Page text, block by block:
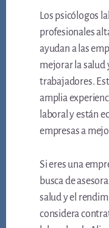
Los psicólogos
profesionales
ayudan a las
mejorar la salud
trabajadores.
amplia
laboral y están
empresas a
Si eres una
busca de
salud y el
considera